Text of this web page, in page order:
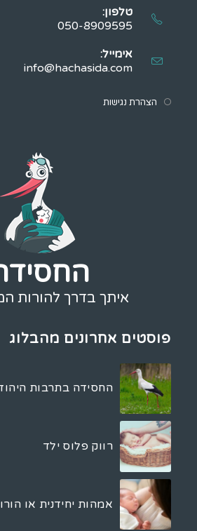
טלפון:
050-8909595
אימייל:
info@hachasida.com
הצהרת נגישות
איתך בדרך להורות
פוסטים אחרונים מהבלוג
החסידה בתרבות
רווק פלוס ילד
אמהות יחידנית או